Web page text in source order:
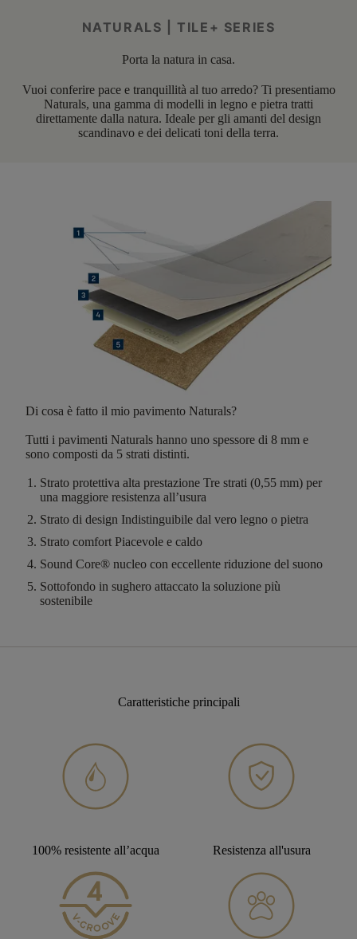
NATURALS | TILE+ SERIES
Porta la natura in casa.
Vuoi conferire pace e tranquillità al tuo arredo? Ti presentiamo
Naturals, una gamma di modelli in legno e pietra tratti
direttamente dalla natura. Ideale per gli amanti del design
scandinavo e dei delicati toni della terra.
Di cosa è fatto il mio pavimento Naturals?
Tutti i pavimenti Naturals hanno uno spessore di 8 mm e
sono composti da 5 strati distinti.
Strato protettiva alta prestazione Tre strati (0,55 mm) per
una maggiore resistenza all’usura
Strato di design Indistinguibile dal vero legno o pietra
Strato comfort Piacevole e caldo
Sound Core® nucleo con eccellente riduzione del suono
Sottofondo in sughero attaccato la soluzione più
sostenibile
Caratteristiche principali
100% resistente all’acqua Resistenza all'usura